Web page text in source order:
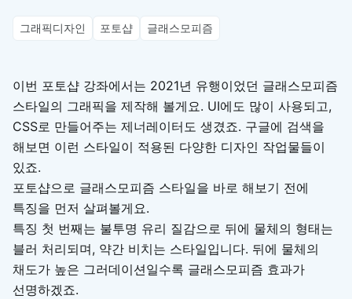
그래픽디자인 포토샵 글래스모피즘
이번 포토샵 강좌에서는 2021년 유행이었던 글래스모피즘
스타일의 그래픽을 제작해 볼게요. UI에도 많이 사용되고,
CSS로 만들어주는 제너레이터도 생겼죠. 구글에 검색을
해보면 이런 스타일이 적용된 다양한 디자인 작업물들이
있죠.
포토샵으로 글래스모피즘 스타일을 바로 해보기 전에
특징을 먼저 살펴볼게요.
특징 첫 번째는 불투명 유리 질감으로 뒤에 물체의 형태는
블러 처리되며, 약간 비치는 스타일입니다. 뒤에 물체의
채도가 높은 그러데이션일수록 글래스모피즘 효과가
선명하겠죠.